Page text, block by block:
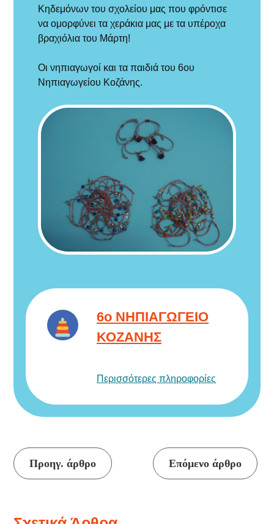
Κηδεμόνων του σχολείου μας που φρόντισε
να ομορφύνει τα χεράκια μας με τα υπέροχα
βραχιόλια του Μάρτη!
Οι νηπιαγωγοί και τα παιδιά του 6ου
Νηπιαγωγείου Κοζάνης.
6ο ΝΗΠΙΑΓΩΓΕΙΟ
ΚΟΖΑΝΗΣ
Περισσότερες πληροφορίες
Συνέχεια
Προηγ. άρθρο Επόμενο άρθρο